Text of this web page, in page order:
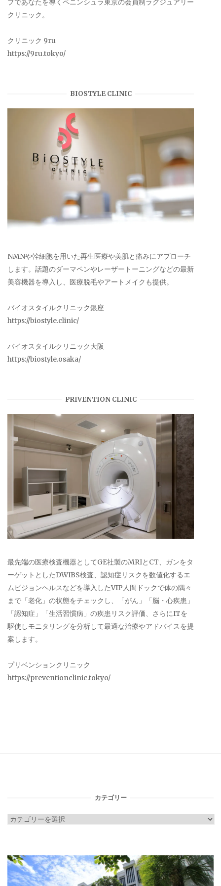
プであなたを導くペニンシュラ東京の会員制ラグジュアリー
クリニック。
クリニック 9ru
https://9ru.tokyo/
BIOSTYLE CLINIC
NMNや幹細胞を用いた再生医療や美肌と痛みにアプローチ
します。話題のダーマペンやレーザートーニングなどの最新
美容機器を導入し、医療脱毛やアートメイクも提供。
バイオスタイルクリニック銀座
https://biostyle.clinic/
バイオスタイルクリニック大阪
https://biostyle.osaka/
PRIVENTION CLINIC
最先端の医療検査機器としてGE社製のMRIとCT、ガンをタ
ーゲットとしたDWIBS検査、認知症リスクを数値化するエ
ムビジョンヘルスなどを導入したVIP人間ドックで体の隅々
まで「老化」の状態をチェックし、「がん」「脳・心疾患」
「認知症」「生活習慣病」の疾患リスク評価、さらにITを
駆使しモニタリングを分析して最適な治療やアドバイスを提
案します。
プリベンションクリニック
https://preventionclinic.tokyo/
カテゴリー
カ
リ
ー